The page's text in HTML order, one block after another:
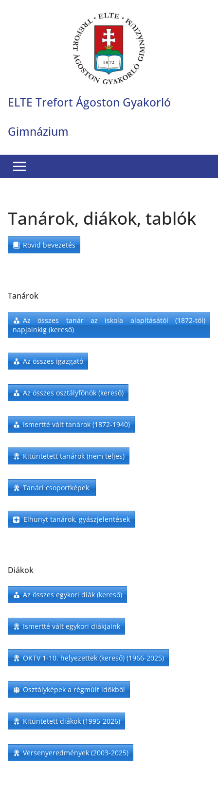
ELTE Trefort Ágoston Gyakorló
Gimnázium
Tanárok, diákok, tablók
Rövid bevezetés
Tanárok
Az összes tanár az iskola alapításától (1872-től)
napjainkig (kereső)
Az összes igazgató
Az összes osztályfőnök (kereső)
Ismertté vált tanárok (1872-1940)
Kitüntetett tanárok (nem teljes)
Tanári csoportképek
Elhunyt tanárok, gyászjelentések
Diákok
Az összes egykori diák (kereső)
Ismertté vált egykori diákjaink
OKTV 1-10. helyezettek (kereső) (1966-2025)
Osztályképek a régmúlt időkből
Kitüntetett diákok (1995-2026)
Versenyeredmények (2003-2025)